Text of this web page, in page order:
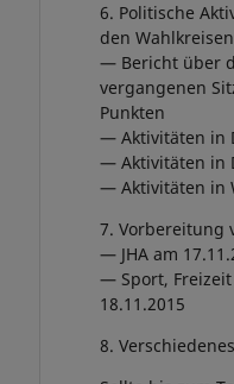
6. Politische
den
— Bericht über
vergangenen
Punkten
— Aktivitäten in
— Aktivitäten in
— Aktivitäten in
7. Vorbereitung
— JHA am
— Sport,
18.11.2015
8. Verschiedenes